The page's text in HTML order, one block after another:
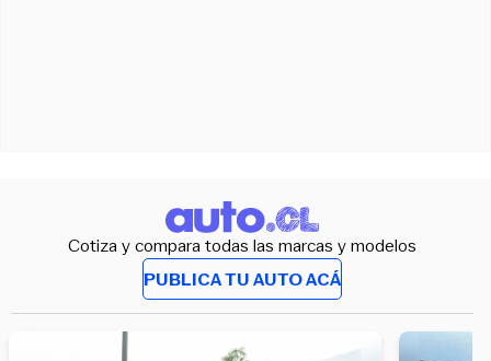
Cotiza y compara todas las marcas y modelos
PUBLICA TU AUTO ACÁ